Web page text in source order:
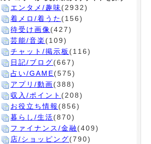
エンタメ/趣味(2932)
着メロ/着うた (156)
待受け画像(427)
芸能/音楽 (109)
チャット/掲示板 (116)
日記/ブログ(667)
占い/GAME(575)
アプリ/動画(388)
収入/ポイント (208)
お役立ち情報 (856)
暮らし/生活(870)
ファイナンス/金融 (409)
店/ショッピング(790)